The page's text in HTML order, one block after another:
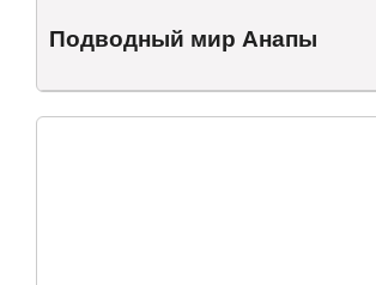
Подводный мир Анапы